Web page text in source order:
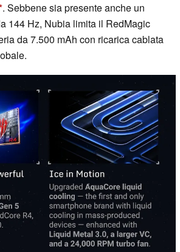
. Sebbene sia presente anche un
144 Hz, Nubia limita il RedMagic
da 7.500 mAh con ricarica cablata